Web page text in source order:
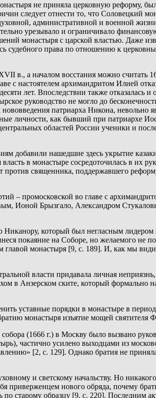
не приняла церковную реформу,
следует отнести то, что Соловецкий
административной и военной
урезывало и ограничивало
монастыря с царской властью. Даже
права по отношению к
в., а началом восстания можно
с настоятелем архимандритом Илией
лет. Впоследствии также отказалась
руководство не могло до
патриарха Никона, невольно
личности, как бывший при патриархе
областей России ученики и
добавили нашедшие здесь укрытие
власть в монастыре сосредоточилась в
против священника, поддержавшего
– промосковской во главе с
Ионой Брызгало, Александром
который был негласным лидером
покаяние на Соборе, но желаемого
главой монастыря [9, с. 189]. И, как мы
власти придавала личная
в Анзерском ските, который формально
уставные порядки в монастыре в
монастыря изъятие мощей святителя
(1666 г.) в Москву было вызвано
частично усилено выходцами из
[2, с. 129]. Однако братия не
и светскому начальству. Но
приверженцем нового обряда, почему
старому образцу [9, с. 220]. Последним